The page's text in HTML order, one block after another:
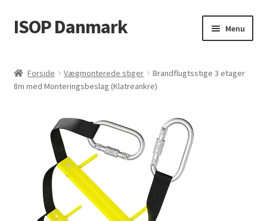
Spring
til
Spring
til
ISOP Danmark Menu
Sport & Outdoor
Rednings- og overlevelsessæt
Artikler
Forside Vægmonterede stiger
Brandflugtsstige 3 etager
8m med Monteringsbeslag (Klatreankre)